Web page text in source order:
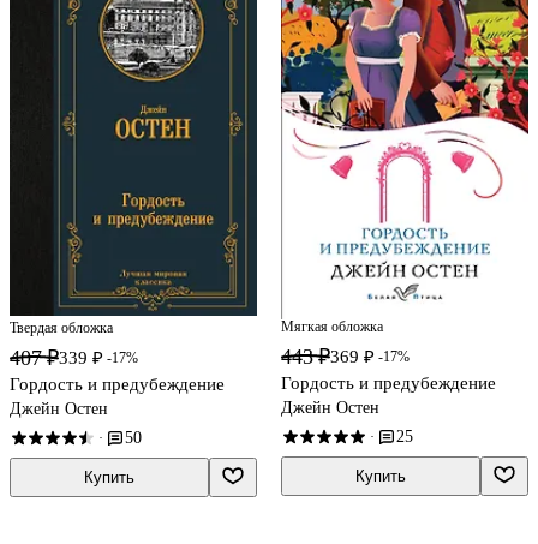
Твердая обложка
407 ₽339 ₽ -17%
Гордость и предубеждение
Джейн Остен
· 50
Купить
Мягкая обложка
443 ₽369 ₽ -17%
Гордость и предубеждение
Джейн Остен
· 25
Купить